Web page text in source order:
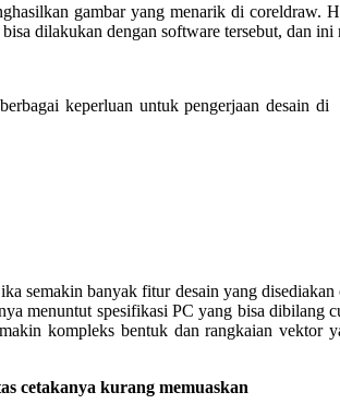
gambar yang menarik di
dilakukan dengan software tersebut, dan
keperluan untuk pengerjaan desain
semakin banyak fitur desain yang
menuntut spesifikasi PC yang bisa
kompleks bentuk dan rangkaian
cetakanya kurang memuaskan